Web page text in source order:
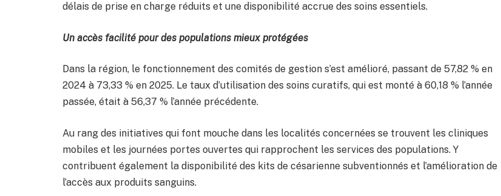
délais de prise en charge réduits et une disponibilité accrue des soins essentiels.
Un accès facilité pour des populations mieux protégées
Dans la région, le fonctionnement des comités de gestion s’est amélioré, passant de 57,82 % en
2024 à 73,33 % en 2025. Le taux d’utilisation des soins curatifs, qui est monté à 60,18 % l’année
passée, était à 56,37 % l’année précédente.
Au rang des initiatives qui font mouche dans les localités concernées se trouvent les cliniques
mobiles et les journées portes ouvertes qui rapprochent les services des populations. Y
contribuent également la disponibilité des kits de césarienne subventionnés et l’amélioration de
l’accès aux produits sanguins.